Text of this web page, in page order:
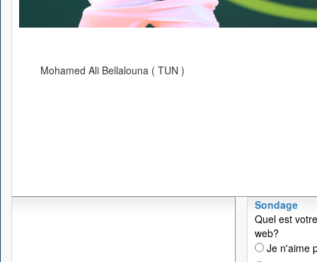
Mohamed Ali Bellalouna ( TUN )
Sondage
Quel est
web?
Je n'aime